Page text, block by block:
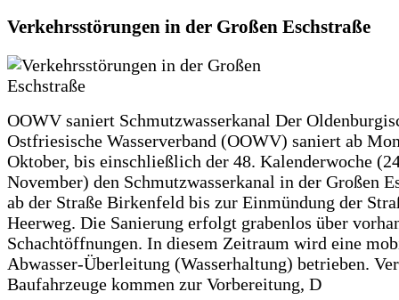
Verkehrsstörungen in der Großen Eschstraße
OOWV saniert Schmutzwasserkanal Der
Ostfriesische Wasserverband (OOWV) saniert ab
Oktober, bis einschließlich der 48. Kalenderwoche
November) den Schmutzwasserkanal in der Großen
ab der Straße Birkenfeld bis zur Einmündung der
Heerweg. Die Sanierung erfolgt grabenlos über
Schachtöffnungen. In diesem Zeitraum wird eine
Abwasser-Überleitung (Wasserhaltung) betrieben.
Baufahrzeuge kommen zur Vorbereitung, D